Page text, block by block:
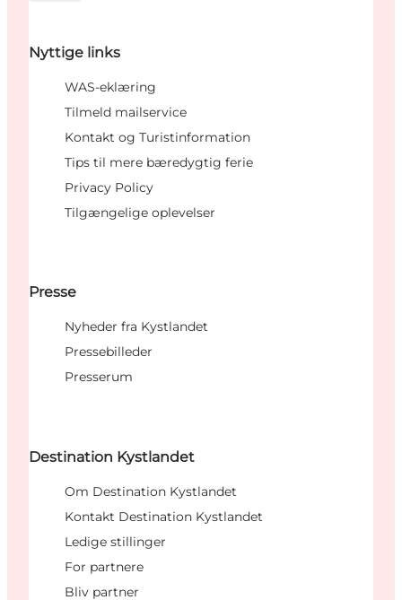
Nyttige links
WAS-eklæring
Tilmeld mailservice
Kontakt og Turistinformation
Tips til mere bæredygtig ferie
Privacy Policy
Tilgængelige oplevelser
Presse
Nyheder fra Kystlandet
Pressebilleder
Presserum
Destination Kystlandet
Om Destination Kystlandet
Kontakt Destination Kystlandet
Ledige stillinger
For partnere
Bliv partner